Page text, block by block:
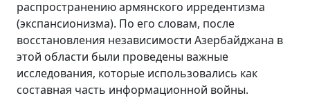
распространению армянского ирредентизма
(экспансионизма). По его словам, после
восстановления независимости Азербайджана в
этой области были проведены важные
исследования, которые использовались как
составная часть информационной войны.